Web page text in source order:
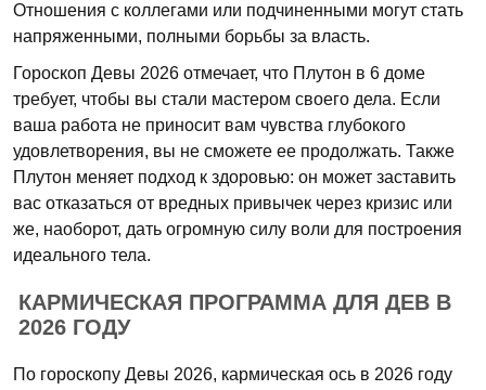
Отношения с коллегами или подчиненными могут стать
напряженными, полными борьбы за власть.
Гороскоп Девы 2026 отмечает, что Плутон в 6 доме
требует, чтобы вы стали мастером своего дела. Если
ваша работа не приносит вам чувства глубокого
удовлетворения, вы не сможете ее продолжать. Также
Плутон меняет подход к здоровью: он может заставить
вас отказаться от вредных привычек через кризис или
же, наоборот, дать огромную силу воли для построения
идеального тела.
КАРМИЧЕСКАЯ ПРОГРАММА ДЛЯ ДЕВ В
2026 ГОДУ
По гороскопу Девы 2026, кармическая ось в 2026 году